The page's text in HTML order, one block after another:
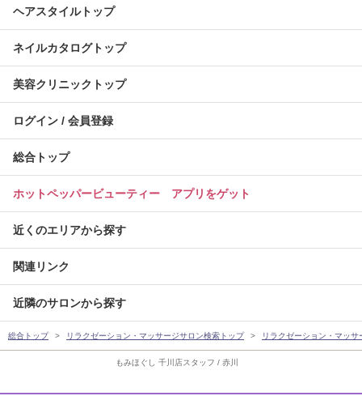
もみほぐし 千川店スタッフ / 赤川
ヘアスタイルトップ
ネイルカタログトップ
美容クリニックトップ
ログイン / 会員登録
総合トップ
ホットペッパービューティー アプリをゲット
近くのエリアから探す
関連リンク
近隣のサロンから探す
総合トップ リラクゼーション・マッサージサロン検索トップ リラクゼーション・マッ